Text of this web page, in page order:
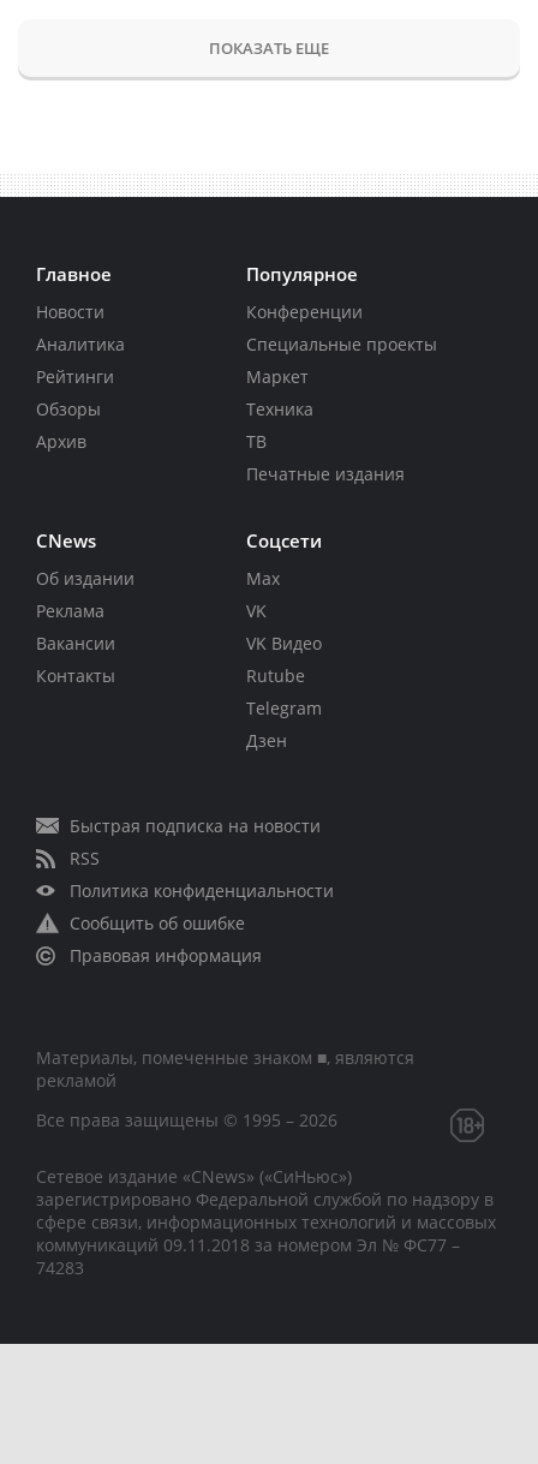
ПОКАЗАТЬ ЕЩЕ
Главное
Новости
Аналитика
Рейтинги
Обзоры
Архив
Популярное
Конференции
Специальные проекты
Маркет
Техника
ТВ
Печатные издания
CNews
Об издании
Реклама
Вакансии
Контакты
Соцсети
Max
VK
VK Видео
Rutube
Telegram
Дзен
Быстрая подписка на новости
RSS
Политика конфиденциальности
Сообщить об ошибке
Правовая информация
Материалы, помеченные знаком ■, являются
рекламой
Все права защищены © 1995 – 2026
Сетевое издание «CNews» («СиНьюс»)
зарегистрировано Федеральной службой по надзору в
сфере связи, информационных технологий и массовых
коммуникаций 09.11.2018 за номером Эл № ФС77 –
74283